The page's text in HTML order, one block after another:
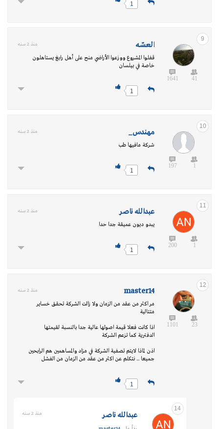
1
9
41
1641
العسّــه منذ 2 سنه
قفلوا المشروع ووزعوا الأراضي منح على أهل رابغ يستاهلون
خاصة في بيلسان
1
10
1
197
مهندس_ منذ 2 سنه
شركة مافيها طب
1
11
1
200
عبدالله ناصر منذ 2 سنه
يبدو ديون عميقة جدا حدا
1
12
23
1101
master14 منذ 2 سنه
مر اكثر من عقد من الزمان ولا زالت الشركة تحقق خساير
متتالية
اذا كانت فعلا قيمة اصولها عالية جدا بالنسبة لقيمتها
الدفترية كما تزعم الشركة
اذن لماذا لايتم تصفية الشركة في مزاد والمساهمين هم الرابحين
جميعا .. نتكلم عن اكثر من عقد من الزمان من الفشل
1
14
عبدالله ناصر منذ 2 سنه